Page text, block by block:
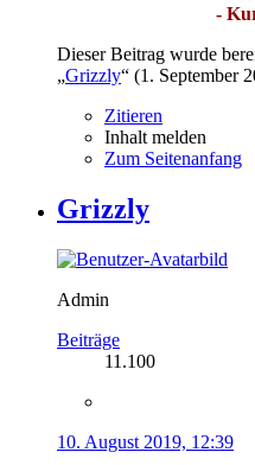
-
Dieser Beitrag wurde
„Grizzly“ (1. September
Zitieren
Inhalt melden
Zum Seitenanfang
Grizzly
Admin
Beiträge
11.100
10. August 2019, 12:39